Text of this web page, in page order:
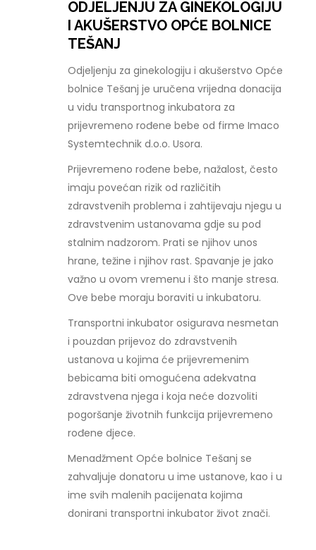
ODJELJENJU ZA GINEKOLOGIJU
I AKUŠERSTVO OPĆE BOLNICE
TEŠANJ
Odjeljenju za ginekologiju i akušerstvo Opće
bolnice Tešanj je uručena vrijedna donacija
u vidu transportnog inkubatora za
prijevremeno rođene bebe od firme Imaco
Systemtechnik d.o.o. Usora.
Prijevremeno rođene bebe, nažalost, često
imaju povećan rizik od različitih
zdravstvenih problema i zahtijevaju njegu u
zdravstvenim ustanovama gdje su pod
stalnim nadzorom. Prati se njihov unos
hrane, težine i njihov rast. Spavanje je jako
važno u ovom vremenu i što manje stresa.
Ove bebe moraju boraviti u inkubatoru.
Transportni inkubator osigurava nesmetan
i pouzdan prijevoz do zdravstvenih
ustanova u kojima će prijevremenim
bebicama biti omogućena adekvatna
zdravstvena njega i koja neće dozvoliti
pogoršanje životnih funkcija prijevremeno
rođene djece.
Menadžment Opće bolnice Tešanj se
zahvaljuje donatoru u ime ustanove, kao i u
ime svih malenih pacijenata kojima
donirani transportni inkubator život znači.